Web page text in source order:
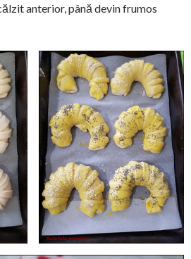
anterior, până devin frumos